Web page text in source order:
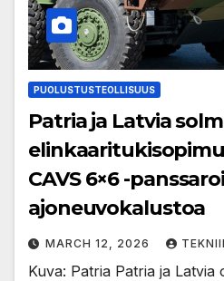
PUOLUSTUSTEOLLISUUS
Patria ja Latvia
CAVS 6×6 -
ajoneuvokalustoa
MARCH 12, 2026
Kuva: Patria Patria ja Latvia